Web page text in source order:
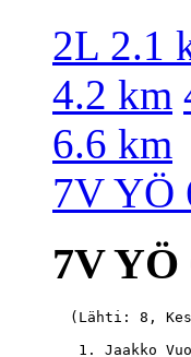
2L 2.1
4.2 km
6.6 km
7V YÖ
7V YÖ
(Lähti: 8,
1. Jaakko